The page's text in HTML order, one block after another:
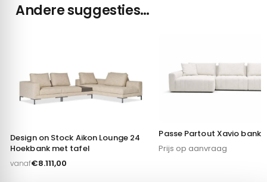
Andere suggesties…
Design on Stock Aikon Lounge 24
Hoekbank met tafel
vanaf€8.111,00
Passe Partout Xavio bank
Prijs op aanvraag